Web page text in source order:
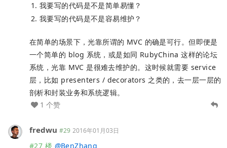
我要写的代码是不是简单易懂？
我要写的代码是不是容易维护？
在简单的场景下，光靠所谓的 MVC 的确是可行。但即便是
一个简单的 blog 系统，或是如同 RubyChina 这样的论坛
系统，光靠 MVC 是很难去维护的。这时候就需要 service
层，比如 presenters / decorators 之类的，去一层一层的
剖析和封装业务和系统逻辑。
1 个赞
fredwu #29 2016年01月03日
#27 楼 @BenZhang